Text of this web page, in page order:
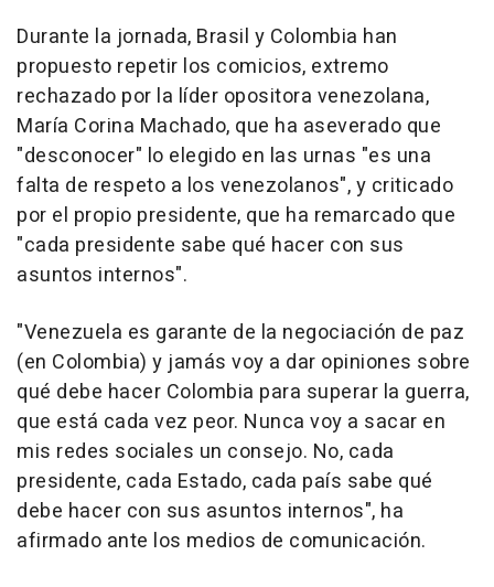
Durante la jornada, Brasil y Colombia han
propuesto repetir los comicios, extremo
rechazado por la líder opositora venezolana,
María Corina Machado, que ha aseverado que
"desconocer" lo elegido en las urnas "es una
falta de respeto a los venezolanos", y criticado
por el propio presidente, que ha remarcado que
"cada presidente sabe qué hacer con sus
asuntos internos".
"Venezuela es garante de la negociación de paz
(en Colombia) y jamás voy a dar opiniones sobre
qué debe hacer Colombia para superar la guerra,
que está cada vez peor. Nunca voy a sacar en
mis redes sociales un consejo. No, cada
presidente, cada Estado, cada país sabe qué
debe hacer con sus asuntos internos", ha
afirmado ante los medios de comunicación.